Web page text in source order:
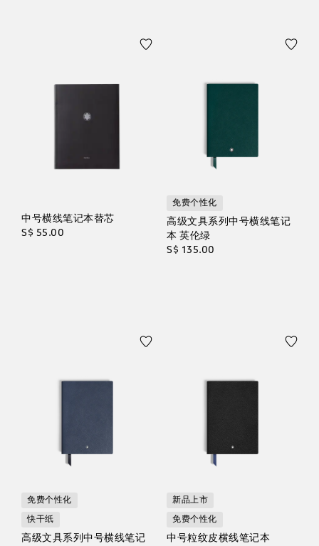
中号横线笔记本替芯
S$ 55.00
免费个性化
高级文具系列中号横线笔记
本 英伦绿
S$ 135.00
免费个性化
快干纸
高级文具系列中号横线笔记
新品上市
免费个性化
中号粒纹皮横线笔记本